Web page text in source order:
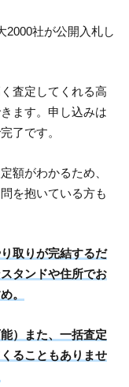
2000社が公開入札し
査定してくれる高
ます。申し込みは
了です。
額がわかるため、
を抱いている方も
取りが完結するだ
タンドや住所でお
。
）また、一括査定
ることもありませ